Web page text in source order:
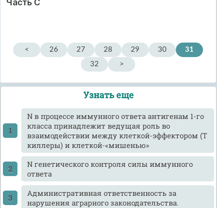
Часть С
< 26 27 28 29 30
31
32
>
Узнать еще
N в процессе иммунного ответа антигенам 1-го
класса принадлежит ведущая роль во
взаимодействии между клеткой-эффектором (Т
киллеры) и клеткой-«мишенью»
N генетического контроля силы иммунного
ответа
Административная ответственность за
нарушения аграрного законодательства.